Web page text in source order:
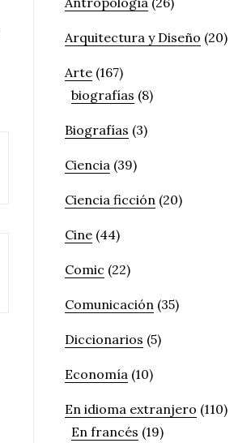
Arquitectura y Diseño (20)
Arte (167)
biografías (8)
Biografías (3)
Ciencia (39)
Ciencia ficción (20)
Cine (44)
Comic (22)
Comunicación (35)
Diccionarios (5)
Economía (10)
En idioma extranjero (110)
En francés (19)